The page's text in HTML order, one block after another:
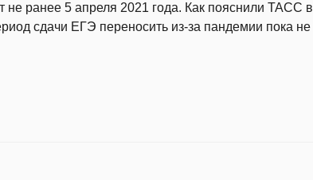
не ранее 5 апреля 2021 года. Как пояснили ТАСС в
сдачи ЕГЭ переносить из-за пандемии пока не